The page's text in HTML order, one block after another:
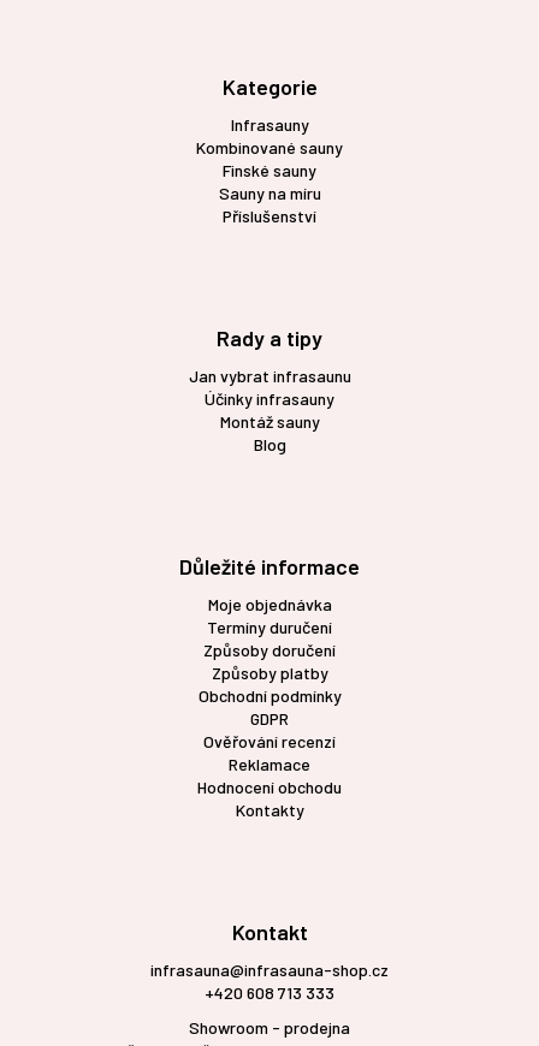
Kategorie
Infrasauny
Kombinované sauny
Finské sauny
Sauny na míru
Příslušenství
Rady a tipy
Jan vybrat infrasaunu
Účinky infrasauny
Montáž sauny
Blog
Důležité informace
Moje objednávka
Termíny duručení
Způsoby doručení
Způsoby platby
Obchodní podmínky
GDPR
Ověřování recenzí
Reklamace
Hodnocení obchodu
Kontakty
Kontakt
infrasauna@infrasauna-shop.cz
+420 608 713 333
Showroom - prodejna